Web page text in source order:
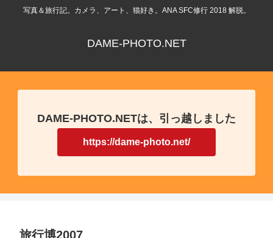
写真＆旅行記。カメラ、アート、猫好き。ANA SFC修行 2018 解脱。
DAME-PHOTO.NET
DAME-PHOTO.NETは、引っ越しました
https://dame-photo.net/
旅行博2007